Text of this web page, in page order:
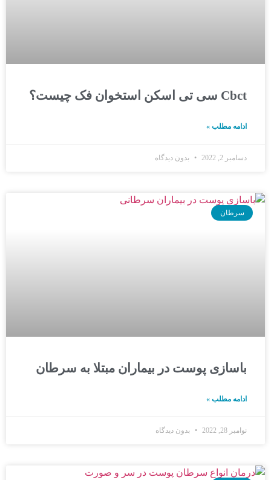
Cbct سی تی اسکن استخوان فک چیست؟
ادامه مطلب »
دسامبر 2, 2022 بدون دیدگاه
سرطان
باسازی پوست در بیماران مبتلا به سرطان
ادامه مطلب »
نوامبر 28, 2022 بدون دیدگاه